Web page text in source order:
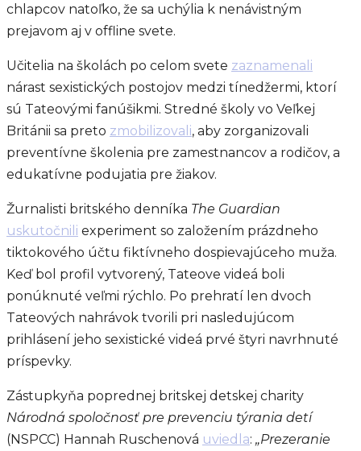
chlapcov natoľko, že sa uchýlia k nenávistným
prejavom aj v offline svete.
Učitelia na školách po celom svete zaznamenali
nárast sexistických postojov medzi tínedžermi, ktorí
sú Tateovými fanúšikmi. Stredné školy vo Veľkej
Británii sa preto zmobilizovali, aby zorganizovali
preventívne školenia pre zamestnancov a rodičov, a
edukatívne podujatia pre žiakov.
Žurnalisti britského denníka The Guardian
uskutočnili experiment so založením prázdneho
tiktokového účtu fiktívneho dospievajúceho muža.
Keď bol profil vytvorený, Tateove videá boli
ponúknuté veľmi rýchlo. Po prehratí len dvoch
Tateových nahrávok tvorili pri nasledujúcom
prihlásení jeho sexistické videá prvé štyri navrhnuté
príspevky.
Zástupkyňa poprednej britskej detskej charity
Národná spoločnosť pre prevenciu týrania detí
(NSPCC) Hannah Ruschenová uviedla: „Prezeranie